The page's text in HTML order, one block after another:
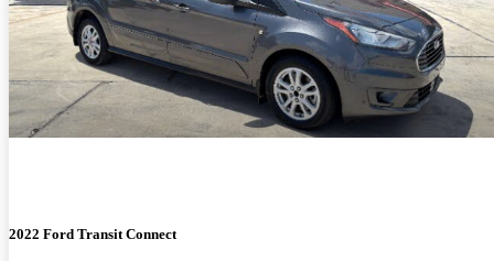
2022 Ford Transit Connect